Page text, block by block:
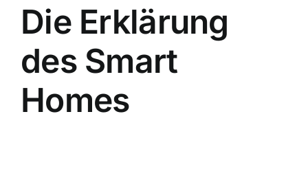
Die Erklärung
des Smart
Homes